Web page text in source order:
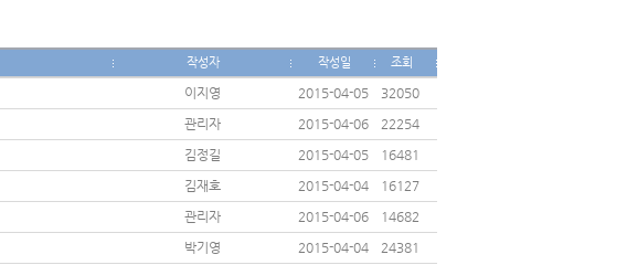
작성자 작성일 조회
이지영 2015-04-05
32050
관리자 2015-04-06
22254
김정길 2015-04-05
16481
김재호 2015-04-04
16127
관리자 2015-04-06
14682
박기영 2015-04-04
24381